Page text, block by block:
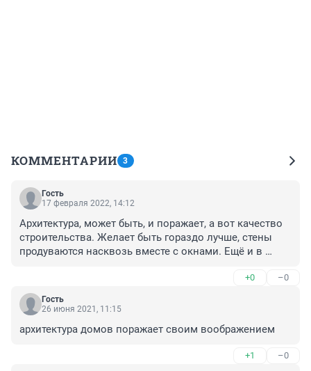
КОММЕНТАРИИ 3
Гость
17 февраля 2022, 14:12
Архитектура, может быть, и поражает, а вот качество
строительства. Желает быть гораздо лучше, стены
продуваются насквозь вместе с окнами. Ещё и в
+0 –0
Гость
26 июня 2021, 11:15
архитектура домов поражает своим воображением
+1 –0